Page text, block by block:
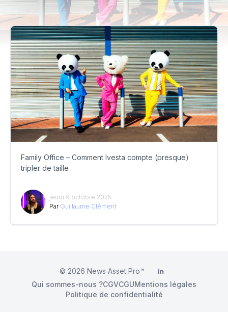
Family Office – Comment Ivesta compte (presque)
tripler de taille
jeudi 9 octobre 2025
Par Guillaume Clément
© 2026 News Asset Pro™ LinkedIn
Qui sommes-nous ?CGVCGUMentions légales
Politique de confidentialité